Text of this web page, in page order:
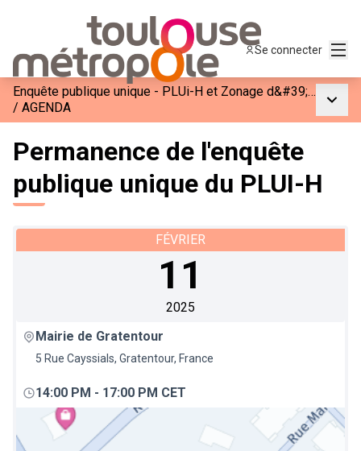
Se connecter
Enquête publique unique - PLUi-H et Zonage d&#39;Assainissement de Toulouse Métropole
/ AGENDA
Permanence de l'enquête
publique unique du PLUI-H
FÉVRIER
11
2025
Mairie de Gratentour
5 Rue Cayssials, Gratentour, France
14:00 PM - 17:00 PM CET